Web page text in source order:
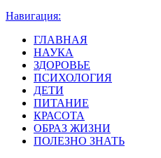
Навигация:
ГЛАВНАЯ
НАУКА
ЗДОРОВЬЕ
ПСИХОЛОГИЯ
ДЕТИ
ПИТАНИЕ
КРАСОТА
ОБРАЗ ЖИЗНИ
ПОЛЕЗНО ЗНАТЬ